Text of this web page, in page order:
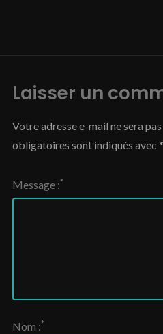
Laisser un
Votre adresse e-mail ne sera
obligatoires sont indiqués avec *
Message :*
Nom :*